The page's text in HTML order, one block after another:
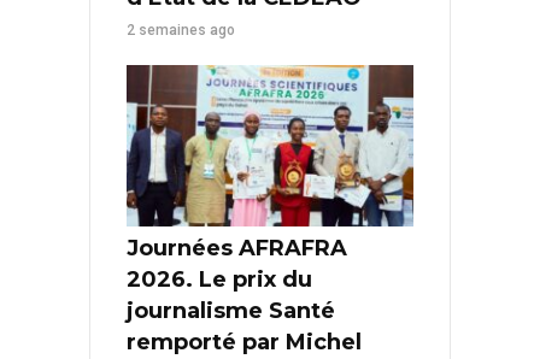
2 semaines ago
Journées AFRAFRA
2026. Le prix du
journalisme Santé
remporté par Michel